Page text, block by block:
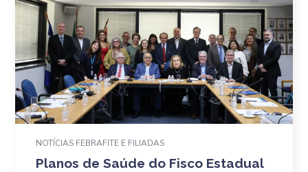
NOTÍCIAS FEBRAFITE E FILIADAS
Planos de Saúde do Fisco Estadual